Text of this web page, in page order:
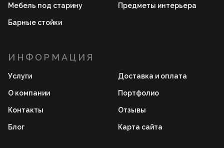
Мебель под старину Предметы интерьера
Барные стойки
ИНФОРМАЦИЯ
Услуги Доставка и оплата
О компании Портфолио
Контакты Отзывы
Блог Карта сайта